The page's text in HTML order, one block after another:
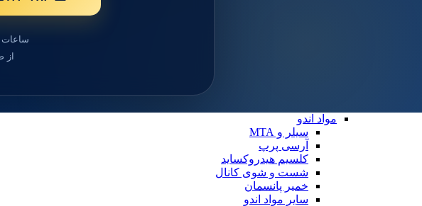
ساعات
از
کاپ و مولت پرداخت
مواد اندو
سیلر و MTA
آرسی پرپ
کلسیم هیدروکساید
شست و شوی کانال
خمیر پانسمان
سایر مواد اندو